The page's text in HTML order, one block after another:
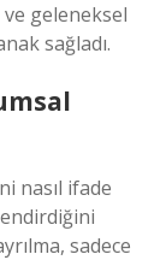
ve geleneksel
sağladı.
nasıl ifade
sadece